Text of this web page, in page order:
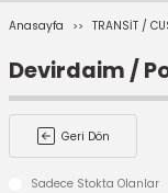
Anasayfa TRANSİT /
Devirdaim /
Geri Dön
Sadece Stokta Olanlar